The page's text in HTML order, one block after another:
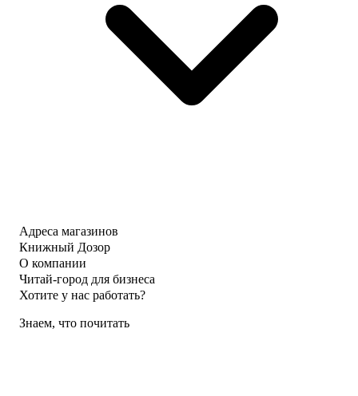
Адреса магазинов
Книжный Дозор
О компании
Читай-город для бизнеса
Хотите у нас работать?
Знаем, что почитать